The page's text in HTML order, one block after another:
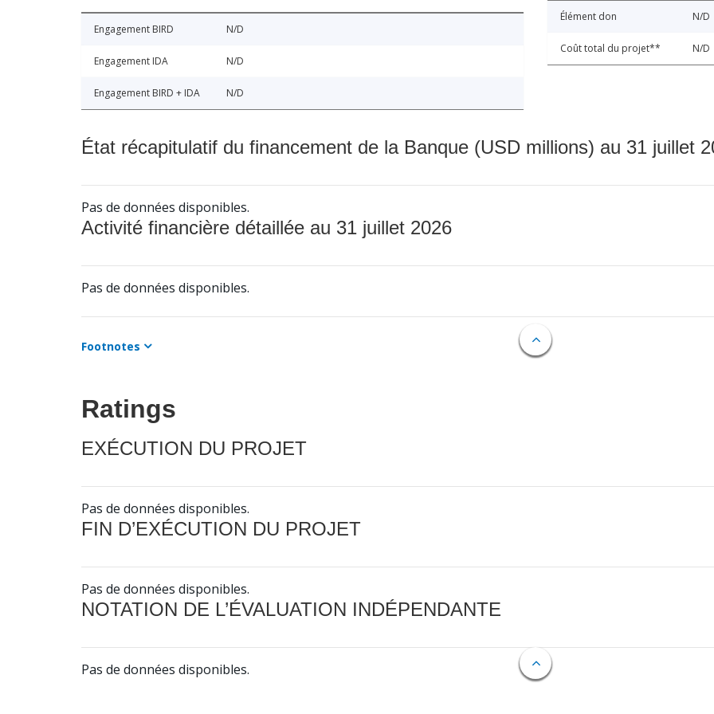
Engagement BIRD N/D
Engagement IDA N/D
Engagement BIRD + IDA N/D
Élément don N/D
Coût total du projet** N/D
État récapitulatif du financement de la Banque (USD millions) au 31 juillet
Pas de données disponibles.
Activité financière détaillée au 31 juillet 2026
Pas de données disponibles.
Footnotes
Ratings
EXÉCUTION DU PROJET
Pas de données disponibles.
FIN D’EXÉCUTION DU PROJET
Pas de données disponibles.
NOTATION DE L’ÉVALUATION INDÉPENDANTE
Pas de données disponibles.